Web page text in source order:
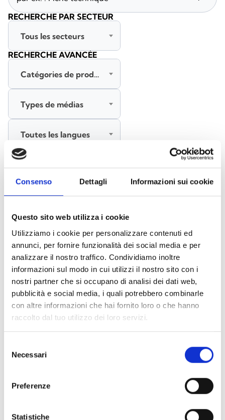
Consenso Dettagli Informazioni sui cookie
Questo sito web utilizza i cookie
Utilizziamo i cookie per personalizzare contenuti ed
annunci, per fornire funzionalità dei social media e per
analizzare il nostro traffico. Condividiamo inoltre
informazioni sul modo in cui utilizzi il nostro sito con i
nostri partner che si occupano di analisi dei dati web,
pubblicità e social media, i quali potrebbero combinarle
con altre informazioni che hai fornito loro o che hanno
raccolto dal tuo utilizzo dei loro servizi.
delNecessari
Preferenze
Statistiche
Accessoires pour socles EB00 - Matériaux (47)
Accessoires pour les tests des détecteurs -
Matériaux(6)
Accessoires pour détecteurs Enea - Matériaux (35)
Accessoires Senseware
Accessoires de la série Industrial - Matériaux(17)
Documents(6992)
Tout sélectionner
marqués par une icône lock
RECHERCHE PAR SECTEUR
Tous les secteurs
RECHERCHE AVANCÉE
Catégories de produits
Types de médias
Toutes les langues
RECHERCHER
EFFACER LES FILTRES